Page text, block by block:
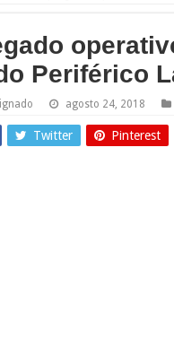
Periférico
agosto 24, 2018
Twitter Pinterest